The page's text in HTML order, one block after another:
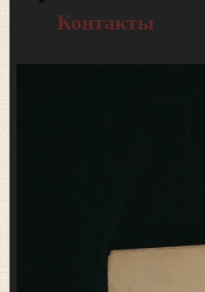
Контакты